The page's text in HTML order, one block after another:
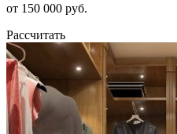
от 150 000 руб.
Рассчитать